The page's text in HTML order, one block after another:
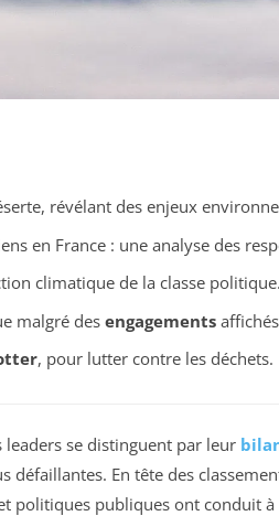
révélant des enjeux
en France : une analyse des
climatique de la classe politique.
malgré des engagements
, pour lutter contre les déchets.
se distinguent par leur
défaillantes. En tête des
politiques publiques ont conduit